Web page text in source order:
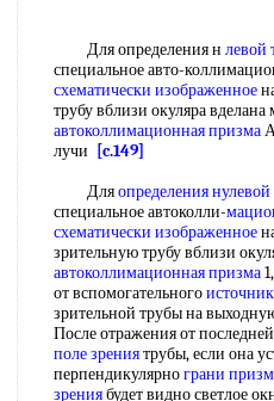
Для определения н левой
специальное авто-
схематически изображенное
трубу вблизи окуляра вделана
автоколлимационная призма
лучи
[c.149]
Дляопределения нулевой
специальное автоколли-
схематически изображенное
зрительную трубу вблизи
автоколлимационная призма
от вспомогательного
зрительной трубы на
После отражения от
поле зрениятрубы, если она
перпендикулярнограни
зрениябудет видно светлое